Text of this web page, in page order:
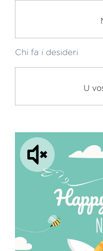
Chi fa i desideri